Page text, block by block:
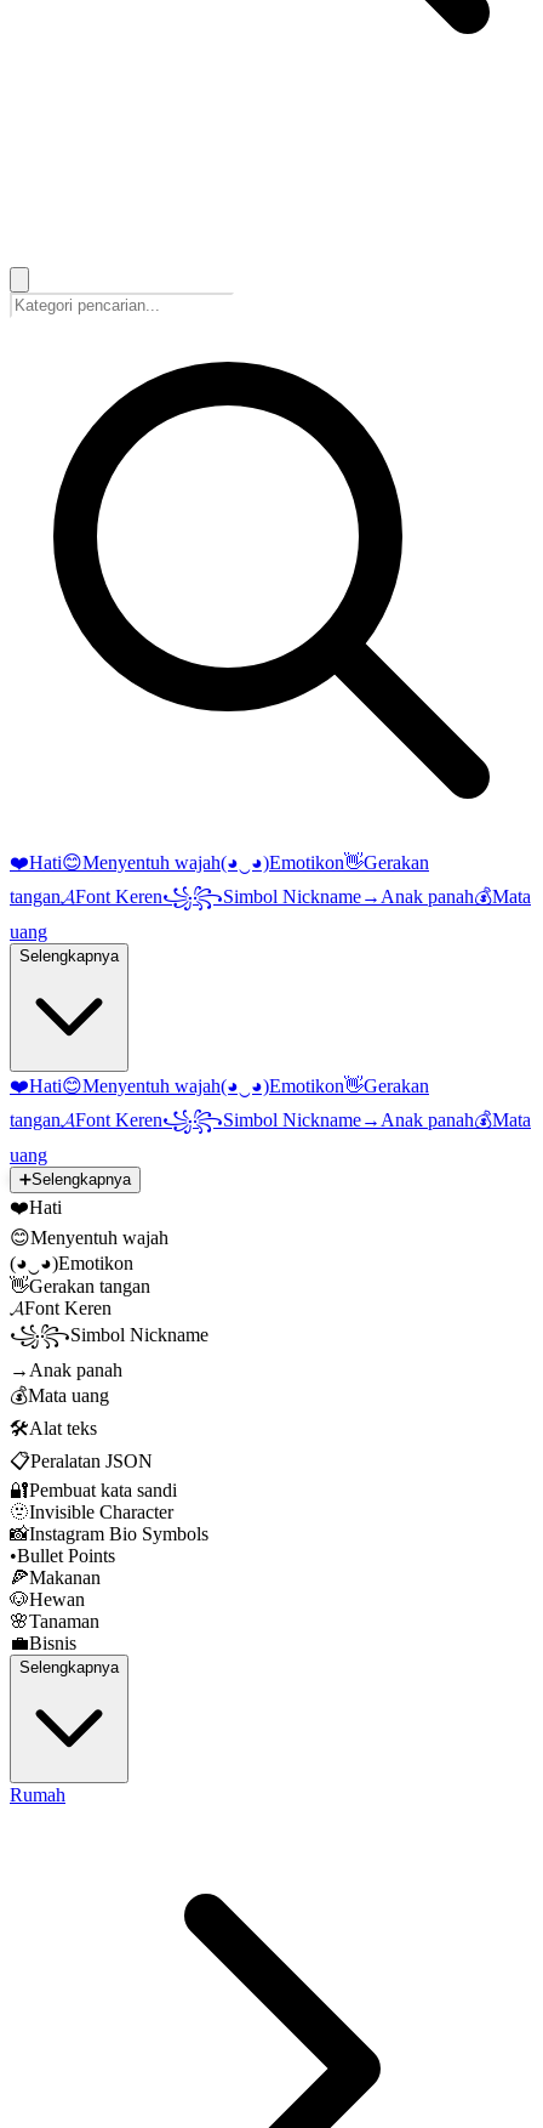
❤️Hati😊Menyentuh wajah(◕‿◕)Emotikon👋Gerakan
tangan𝓐Font Keren꧁꧂Simbol Nickname→ Anak panah💰Mata
uang
Selengkapnya
❤️Hati😊Menyentuh wajah(◕‿◕)Emotikon👋Gerakan
tangan𝓐Font Keren꧁꧂Simbol Nickname→ Anak panah💰Mata
uang
➕Selengkapnya
❤️Hati
😊Menyentuh wajah
(◕‿◕)Emotikon
👋Gerakan tangan
𝓐Font Keren
꧁꧂Simbol Nickname
→ Anak panah
💰Mata uang
🛠️Alat teks
📋Peralatan JSON
🔐Pembuat kata sandi
🫥Invisible Character
📸Instagram Bio Symbols
•Bullet Points
🍕Makanan
🐶Hewan
🌸Tanaman
💼Bisnis
Selengkapnya
Rumah